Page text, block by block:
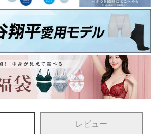
レビュー